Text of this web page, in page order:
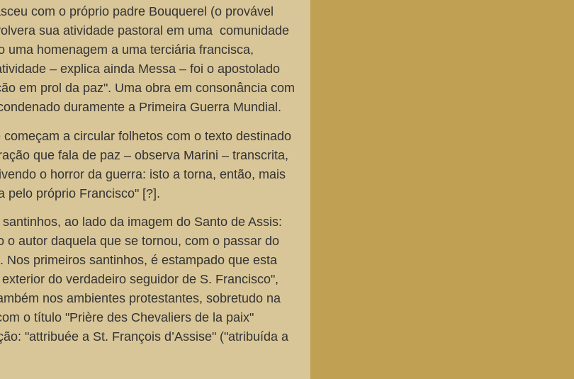
com o próprio padre Bouquerel (o provável
sua atividade pastoral em uma comunidade
homenagem a uma terciária francisca,
– explica ainda Messa – foi o apostolado
em prol da paz". Uma obra em consonância com
duramente a Primeira Guerra Mundial.
a circular folhetos com o texto destinado
que fala de paz – observa Marini – transcrita,
o horror da guerra: isto a torna, então, mais
pelo próprio Francisco" [?].
ao lado da imagem do Santo de Assis:
autor daquela que se tornou, com o passar do
primeiros santinhos, é estampado que esta
do verdadeiro seguidor de S. Francisco",
nos ambientes protestantes, sobretudo na
o título "Prière des Chevaliers de la paix"
"attribuée a St. François d’Assise" ("atribuída a